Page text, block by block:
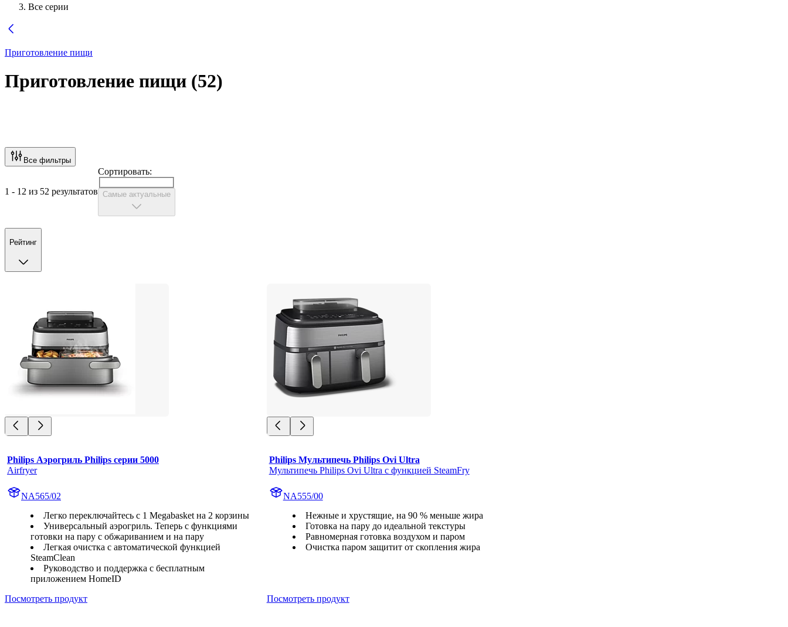
Все серии
Приготовление пищи
Приготовление пищи (52)
Все фильтры
1 - 12 из 52 результатов
Сортировать:
Самые актуальные
Рейтинг
Philips Аэрогриль Philips серии 5000
Airfryer
NA565/02
Легко переключайтесь с 1 Megabasket на 2 корзины
Универсальный аэрогриль. Теперь с функциями
готовки на пару с обжариванием и на пару
Легкая очистка с автоматической функцией
SteamClean
Руководство и поддержка с бесплатным
приложением HomeID
Посмотреть продукт
Philips Мультипечь Philips Ovi Ultra
Мультипечь Philips Ovi Ultra с функцией SteamFry
NA555/00
Нежные и хрустящие, на 90 % меньше жира
Готовка на пару до идеальной текстуры
Равномерная готовка воздухом и паром
Очистка паром защитит от скопления жира
Посмотреть продукт